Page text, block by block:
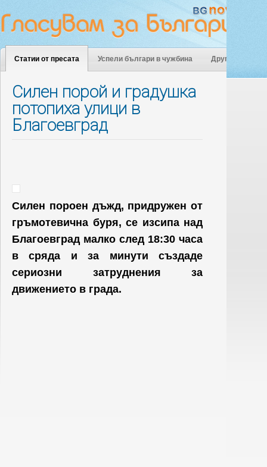
Статии от пресата Успели българи в чужбина Други
Силен порой и градушка
потопиха улици в
Благоевград
Силен пороен дъжд, придружен от
гръмотевична буря, се изсипа над
Благоевград малко след 18:30 часа
в сряда и за минути създаде
сериозни затруднения за
движението в града.